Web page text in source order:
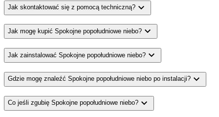
Jak skontaktować się z pomocą techniczną? expand_more
Jak mogę kupić Spokojne popołudniowe niebo? expand_more
Jak zainstalować Spokojne popołudniowe niebo? expand_more
Gdzie mogę znaleźć Spokojne popołudniowe niebo po instalacji? expand_more
Co jeśli zgubię Spokojne popołudniowe niebo? expand_more